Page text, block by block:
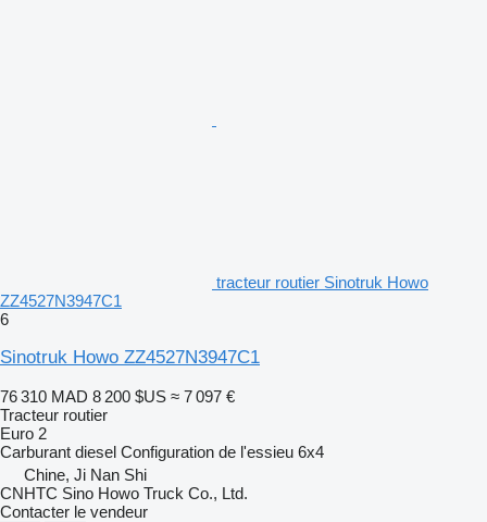
tracteur routier Sinotruk Howo
ZZ4527N3947C1
6
Sinotruk Howo ZZ4527N3947C1
76 310 MAD 8 200 $US ≈ 7 097 €
Tracteur routier
Euro 2
Carburant diesel Configuration de l'essieu 6x4
Chine, Ji Nan Shi
CNHTC Sino Howo Truck Co., Ltd.
Contacter le vendeur